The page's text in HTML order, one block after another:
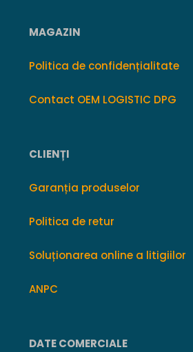
MAGAZIN
Politica de confidențialitate
Contact OEM LOGISTIC DPG
CLIENȚI
Garanția produselor
Politica de retur
Soluționarea online a litigiilor
ANPC
DATE COMERCIALE